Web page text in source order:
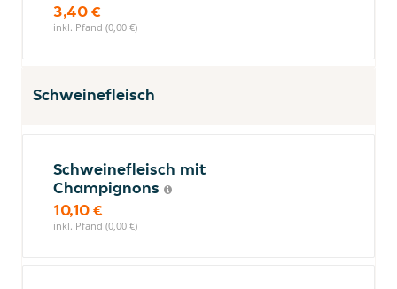
3,40 €
inkl. Pfand (0,00 €)
Schweinefleisch
Schweinefleisch mit
Champignons
10,10 €
inkl. Pfand (0,00 €)